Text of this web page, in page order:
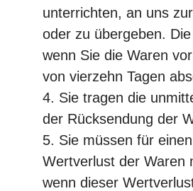
unterrichten, an uns
oder zu übergeben.
wenn Sie die Waren
von vierzehn Tagen
Sie tragen die
der Rücksendung der
Sie müssen für
Wertverlust der Waren
wenn dieser